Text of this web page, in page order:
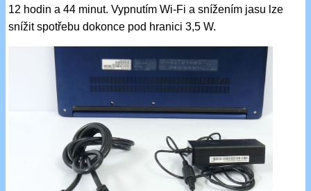
12 hodin a 44 minut. Vypnutím Wi-Fi a snížením jasu lze
snížit spotřebu dokonce pod hranici 3,5 W.